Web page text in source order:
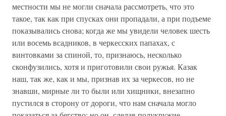
местности мы не могли сначала рассмотреть, что это
такое, так как при спусках они пропадали, а при подъеме
показывались снова; когда же мы увидели человек шесть
или восемь всадников, в черкесских папахах, с
винтовками за спиной, то, признаюсь, несколько
сконфузились, хотя и приготовили свои ружья. Казак
наш, так же, как и мы, признав их за черкесов, но не
знавши, мирные ли то были или хищники, внезапно
пустился в сторону от дороги, что нам сначала могло